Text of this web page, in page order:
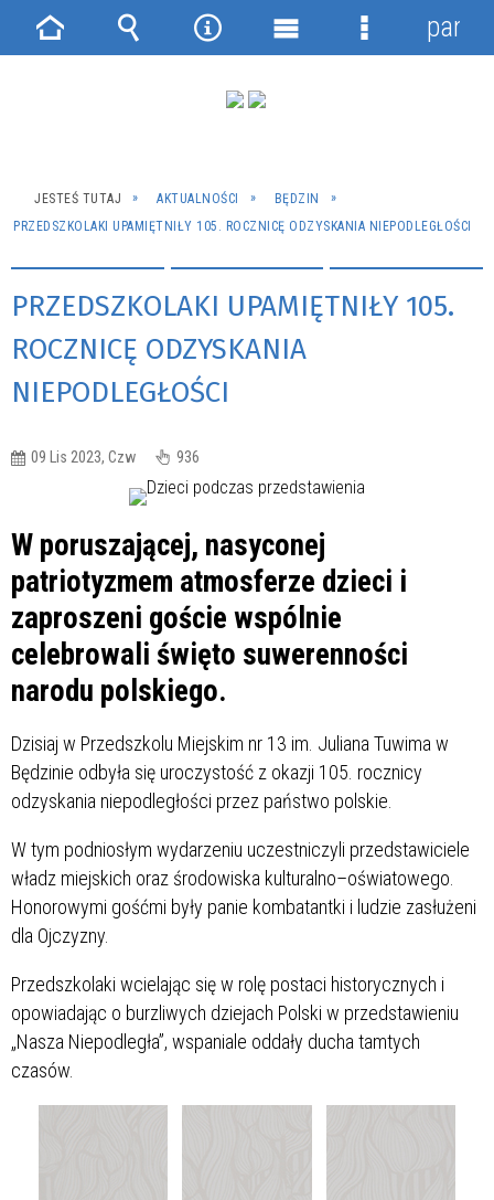
JESTEŚ TUTAJ AKTUALNOŚCI
BĘDZIN
PRZEDSZKOLAKI UPAMIĘTNIŁY 105. ROCZNICĘ ODZYSKANIA NIEPODLEGŁOŚCI
PRZEDSZKOLAKI UPAMIĘTNIŁY 105.
ROCZNICĘ ODZYSKANIA
NIEPODLEGŁOŚCI
09 Lis 2023, Czw 936
W poruszającej, nasyconej
patriotyzmem atmosferze dzieci i
zaproszeni goście wspólnie
celebrowali święto suwerenności
narodu polskiego.
Dzisiaj w Przedszkolu Miejskim nr 13 im. Juliana Tuwima w
Będzinie odbyła się uroczystość z okazji 105. rocznicy
odzyskania niepodległości przez państwo polskie.
W tym podniosłym wydarzeniu uczestniczyli przedstawiciele
władz miejskich oraz środowiska kulturalno–oświatowego.
Honorowymi gośćmi były panie kombatantki i ludzie zasłużeni
dla Ojczyzny.
Przedszkolaki wcielając się w rolę postaci historycznych i
opowiadając o burzliwych dziejach Polski w przedstawieniu
„Nasza Niepodległa”, wspaniale oddały ducha tamtych
czasów.
Strona Wyszukiwarka
NarzędziaMenu
Menu
panel